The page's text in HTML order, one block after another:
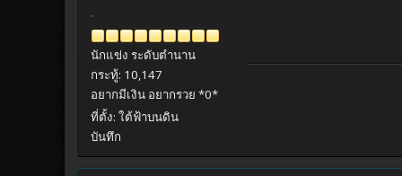
นักแข่ง ระดับตำนาน
กระทู้: 10,147
อยากมีเงิน อยากรวย *0*
ที่ตั้ง: ใต้ฟ้าบนดิน
บันทึก